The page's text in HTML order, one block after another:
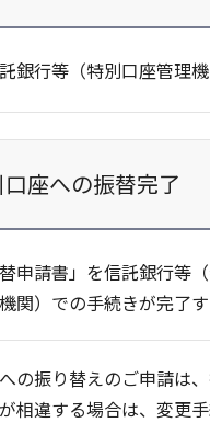
銀行等（特別口座管理
座への振替完了
申請書」を信託銀行等
関）での手続きが完了
の振り替えのご申請は
相違する場合は、変更